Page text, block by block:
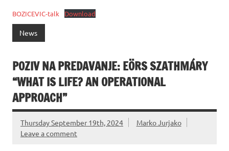
BOZICEVIC-talk Download
News
POZIV NA PREDAVANJE: EÖRS SZATHMÁRY
“WHAT IS LIFE? AN OPERATIONAL
APPROACH”
Thursday September 19th, 2024
Marko Jurjako
Leave a comment